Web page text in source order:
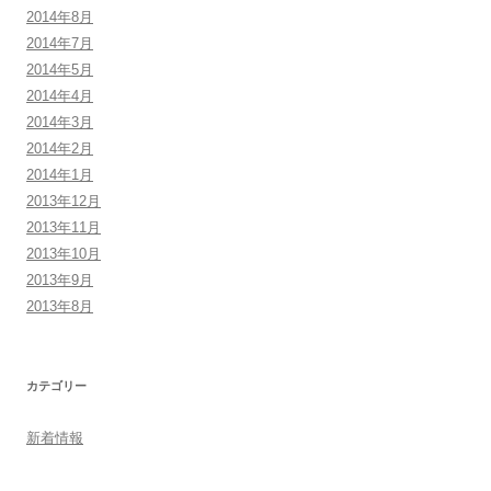
2014年8月
2014年7月
2014年5月
2014年4月
2014年3月
2014年2月
2014年1月
2013年12月
2013年11月
2013年10月
2013年9月
2013年8月
カテゴリー
新着情報